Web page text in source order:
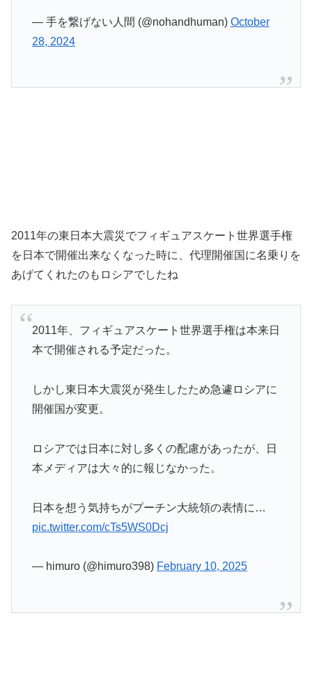
— 手を繋げない人間 (@nohandhuman) October
28, 2024
2011年の東日本大震災でフィギュアスケート世界選手権
を日本で開催出来なくなった時に、代理開催国に名乗りを
あげてくれたのもロシアでしたね
2011年、フィギュアスケート世界選手権は本来日
本で開催される予定だった。
しかし東日本大震災が発生したため急遽ロシアに
開催国が変更。
ロシアでは日本に対し多くの配慮があったが、日
本メディアは大々的に報じなかった。
日本を想う気持ちがプーチン大統領の表情に…
pic.twitter.com/cTs5WS0Dcj
— himuro (@himuro398) February 10, 2025